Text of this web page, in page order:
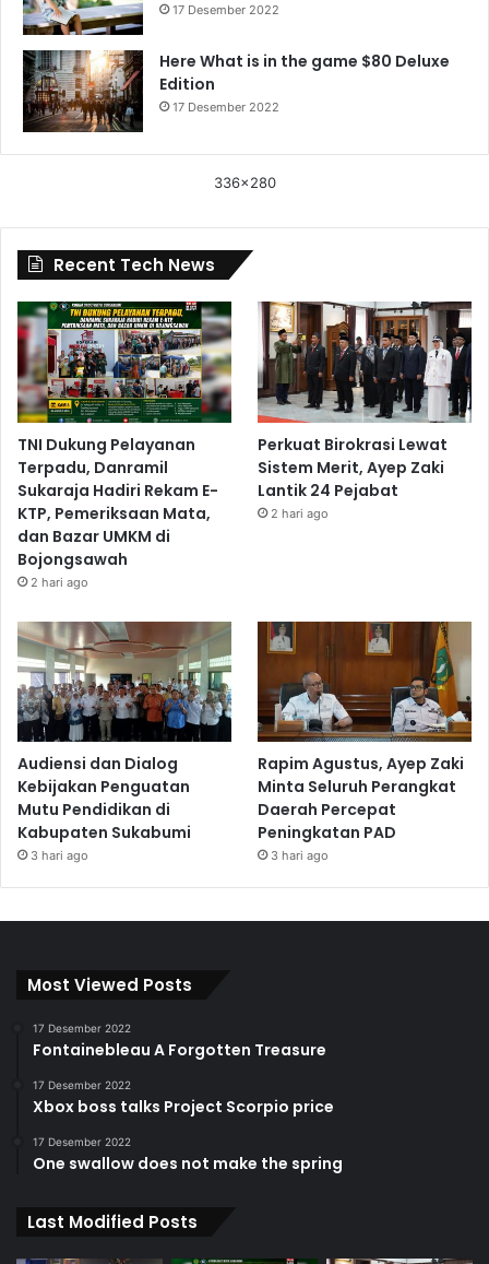
17 Desember 2022
Here What is in the game $80 Deluxe
Edition
17 Desember 2022
336x280
Recent Tech News
TNI Dukung Pelayanan
Terpadu, Danramil
Sukaraja Hadiri Rekam E-
KTP, Pemeriksaan Mata,
dan Bazar UMKM di
Bojongsawah
2 hari ago
Perkuat Birokrasi Lewat
Sistem Merit, Ayep Zaki
Lantik 24 Pejabat
2 hari ago
Audiensi dan Dialog
Kebijakan Penguatan
Mutu Pendidikan di
Kabupaten Sukabumi
3 hari ago
Rapim Agustus, Ayep Zaki
Minta Seluruh Perangkat
Daerah Percepat
Peningkatan PAD
3 hari ago
Most Viewed Posts
17 Desember 2022
Fontainebleau A Forgotten Treasure
17 Desember 2022
Xbox boss talks Project Scorpio price
17 Desember 2022
One swallow does not make the spring
Last Modified Posts